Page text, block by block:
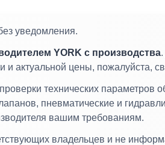
уведомления.
YORK с производства
и актуальной цены, пожалуйста,
технических параметров
пневматические и
вашим требованиям.
владельцев и не